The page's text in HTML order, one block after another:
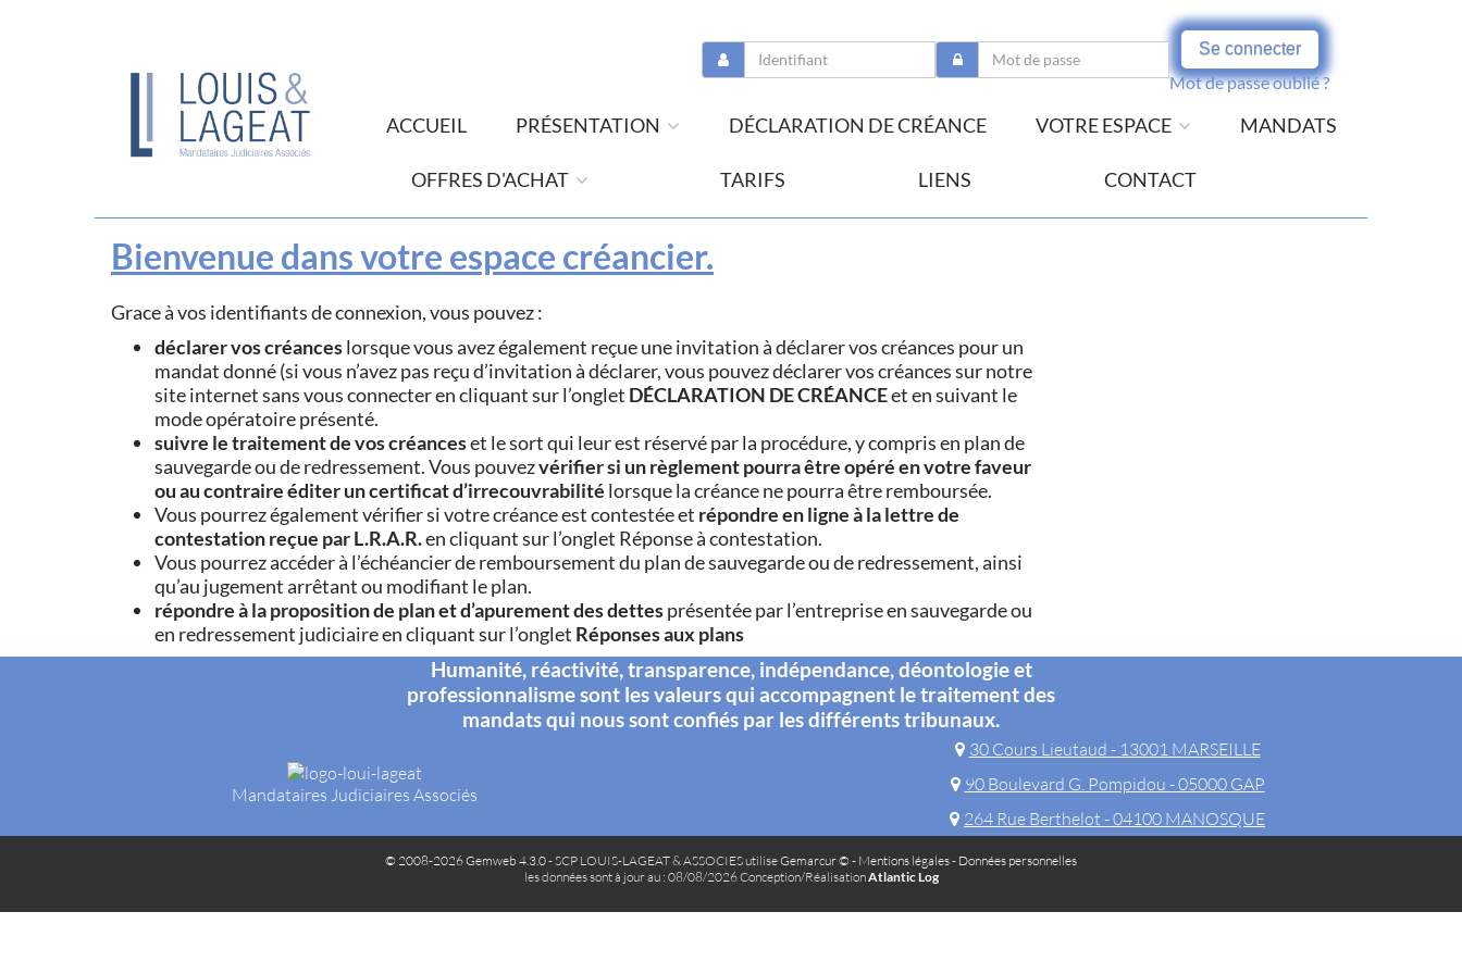
Se connecter
Mot de passe oublié ?
ACCUEIL PRÉSENTATION DÉCLARATION DE CRÉANCE VOTRE ESPACE MANDATS
OFFRES D'ACHAT TARIFS LIENS CONTACT
Bienvenue dans votre espace créancier.
Grace à vos identifiants de connexion, vous pouvez :
déclarer vos créanceslorsque vous avez également reçue une invitation à déclarer vos créances pour un
mandat donné (si vous n’avez pas reçu d’invitation à déclarer, vous pouvez déclarer vos créances sur notre
site internet sans vous connecter en cliquant sur l’onglet DÉCLARATION DE CRÉANCEet en suivant le
mode opératoire présenté.
suivre le traitement de vos créanceset le sort qui leur est réservé par la procédure, y compris en plan de
sauvegarde ou de redressement. Vous pouvezvérifier si un règlement pourra être opéré en votre faveur
ou au contraire éditer un certificat d’irrecouvrabilité lorsque la créance ne pourra être remboursée.
Vous pourrez également vérifier si votre créance est contestée et répondre en ligne à la lettre de
contestation reçue par L.R.A.R.en cliquant sur l’onglet Réponse à contestation.
Vous pourrez accéder à l’échéancier de remboursement du plan de sauvegarde ou de redressement, ainsi
qu’au jugement arrêtant ou modifiant le plan.
répondre à la proposition de plan et d’apurement des dettesprésentée par l’entreprise en sauvegarde ou
en redressement judiciaire en cliquant sur l’onglet Réponses aux plans
Mandataires Judiciaires Associés
Humanité, réactivité, transparence, indépendance, déontologie et
professionnalisme sont les valeurs qui accompagnent le traitement des
mandats qui nous sont confiés par les différents tribunaux.
30 Cours Lieutaud - 13001 MARSEILLE
90 Boulevard G. Pompidou - 05000 GAP
264 Rue Berthelot - 04100 MANOSQUE
© 2008-2026 Gemweb 4.3.0- SCP LOUIS-LAGEAT & ASSOCIES utiliseGemarcur © - Mentions légales- Données personnelles
les données sont à jour au : 08/08/2026 Conception/RéalisationAtlantic Log